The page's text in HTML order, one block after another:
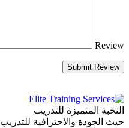
Review
Submit Review
النخبة المتميزة للتدريب
حيث الجودة والاحترافية للتدريب